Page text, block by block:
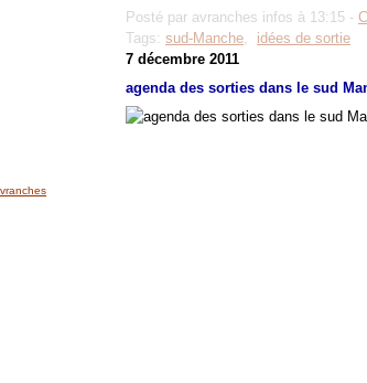
Posté par avranches infos à 13:15 -
Tags: sud-Manche, idées de sortie
7 décembre 2011
agenda des sorties dans le sud